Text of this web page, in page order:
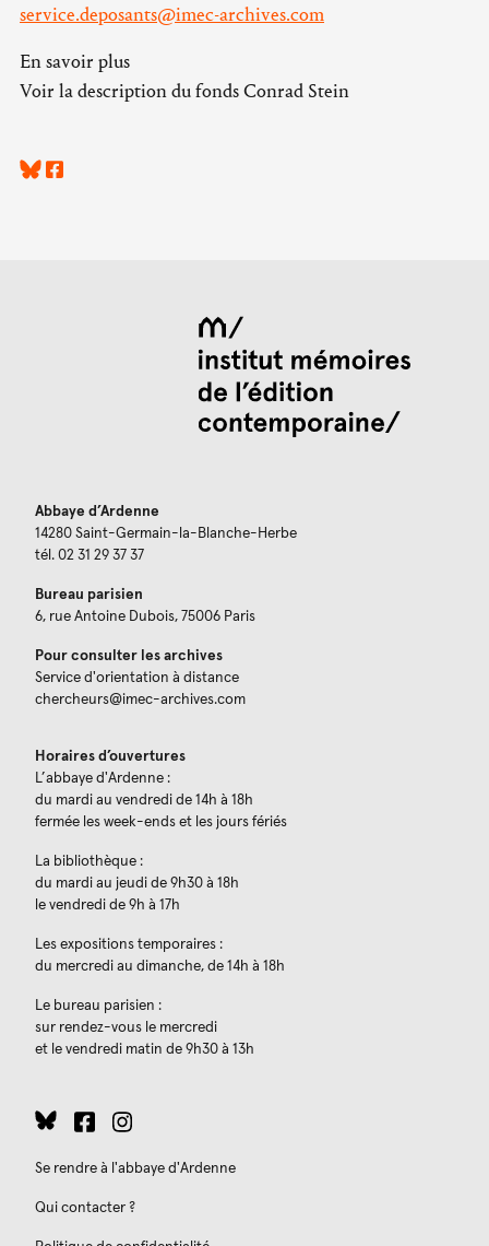
service.deposants@imec-archives.com
En savoir plus
Voir la description du fonds Conrad Stein
Abbaye d’Ardenne
14280 Saint-Germain-la-Blanche-Herbe
tél. 02 31 29 37 37
Bureau parisien
6, rue Antoine Dubois, 75006 Paris
Pour consulter les archives
Service d'orientation à distance
chercheurs@imec-archives.com
Horaires d’ouvertures
L’abbaye d'Ardenne :
du mardi au vendredi de 14h à 18h
fermée les week-ends et les jours fériés
La bibliothèque :
du mardi au jeudi de 9h30 à 18h
le vendredi de 9h à 17h
Les expositions temporaires :
du mercredi au dimanche, de 14h à 18h
Le bureau parisien :
sur rendez-vous le mercredi
et le vendredi matin de 9h30 à 13h
Se rendre à l'abbaye d'Ardenne
Qui contacter ?